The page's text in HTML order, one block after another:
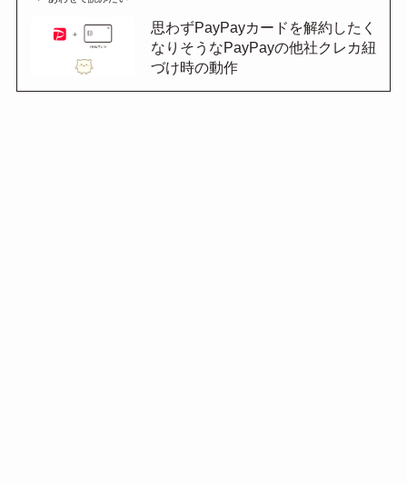
思わずPayPayカードを解約したく
なりそうなPayPayの他社クレカ紐
づけ時の動作